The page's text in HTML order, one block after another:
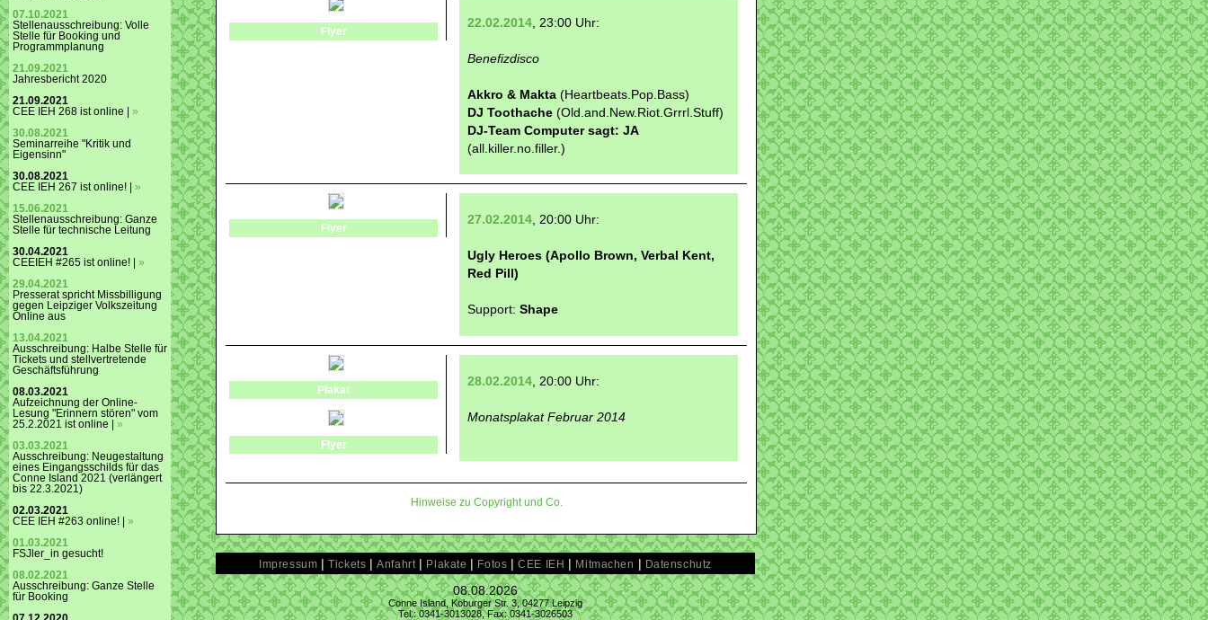
07.10.2021
Stellenausschreibung: Volle
Stelle für Booking und
Programmplanung
21.09.2021
Jahresbericht 2020
21.09.2021
CEE IEH 268 ist online | »
30.08.2021
Seminarreihe "Kritik und
Eigensinn"
30.08.2021
CEE IEH 267 ist online! | »
15.06.2021
Stellenausschreibung: Ganze
Stelle für technische Leitung
30.04.2021
CEEIEH #265 ist online! | »
29.04.2021
Presserat spricht Missbilligung
gegen Leipziger Volkszeitung
Online aus
13.04.2021
Ausschreibung: Halbe Stelle für
Tickets und stellvertretende
Geschäftsführung
08.03.2021
Aufzeichnung der Online-
Lesung "Erinnern stören" vom
25.2.2021 ist online | »
03.03.2021
Ausschreibung: Neugestaltung
eines Eingangsschilds für das
Conne Island 2021 (verlängert
bis 22.3.2021)
02.03.2021
CEE IEH #263 online! | »
01.03.2021
FSJler_in gesucht!
08.02.2021
Ausschreibung: Ganze Stelle
für Booking
22.02.2014 , 23:00 Uhr:
Benefizdisco
Akkro & Makta (Heartbeats.Pop.Bass)
DJ Toothache (Old.and.New.Riot.Grrrl.Stuff)
DJ-Team Computer sagt: JA
(all.killer.no.filler.)
Flyer
27.02.2014, 20:00 Uhr:
Ugly Heroes (Apollo Brown, Verbal Kent,
Red Pill)
Support: Shape
Flyer
28.02.2014 , 20:00 Uhr:
Monatsplakat Februar 2014
Plakat
Flyer
Hinweise zu Copyright und Co.
Impressum |Tickets |Anfahrt | Plakate | Fotos |CEE IEH | Mitmachen | Datenschutz
08.08.2026
Conne Island, Koburger Str. 3, 04277 Leipzig
Tel.: 0341-3013028, Fax: 0341-3026503